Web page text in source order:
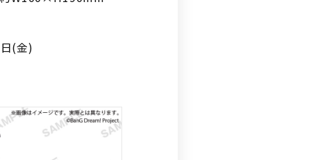
(金)